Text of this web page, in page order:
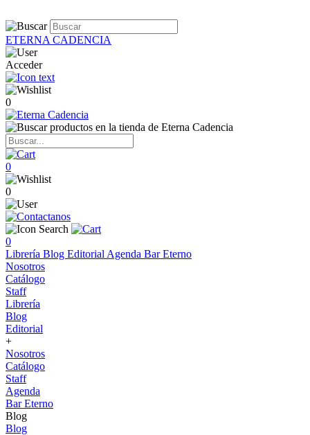
ETERNA CADENCIA
Acceder
0
0
0
0
Librería Blog Editorial Agenda Bar Eterno
Nosotros
Catálogo
Staff
Librería
Blog
Editorial
+
Nosotros
Catálogo
Staff
Agenda
Bar Eterno
Blog
Blog